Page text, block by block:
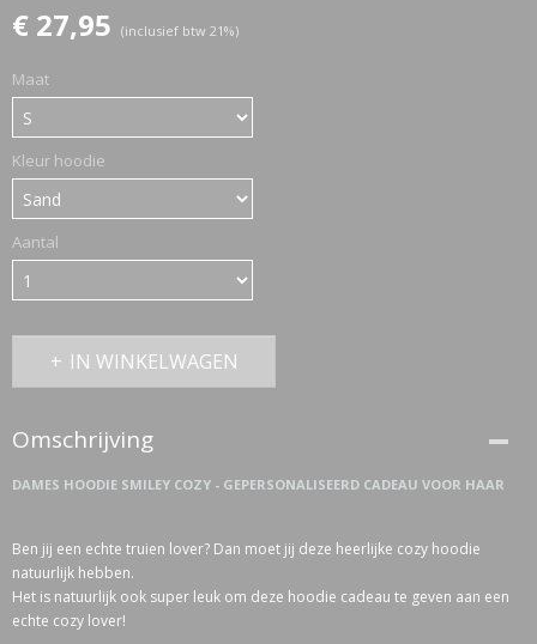
€ 27,95 (inclusief btw 21%)
Maat
Kleur hoodie
Aantal
IN WINKELWAGEN
Omschrijving
DAMES HOODIE SMILEY COZY - GEPERSONALISEERD CADEAU VOOR HAAR
Ben jij een echte truien lover? Dan moet jij deze heerlijke cozy hoodie
natuurlijk hebben.
Het is natuurlijk ook super leuk om deze hoodie cadeau te geven aan een
echte cozy lover!